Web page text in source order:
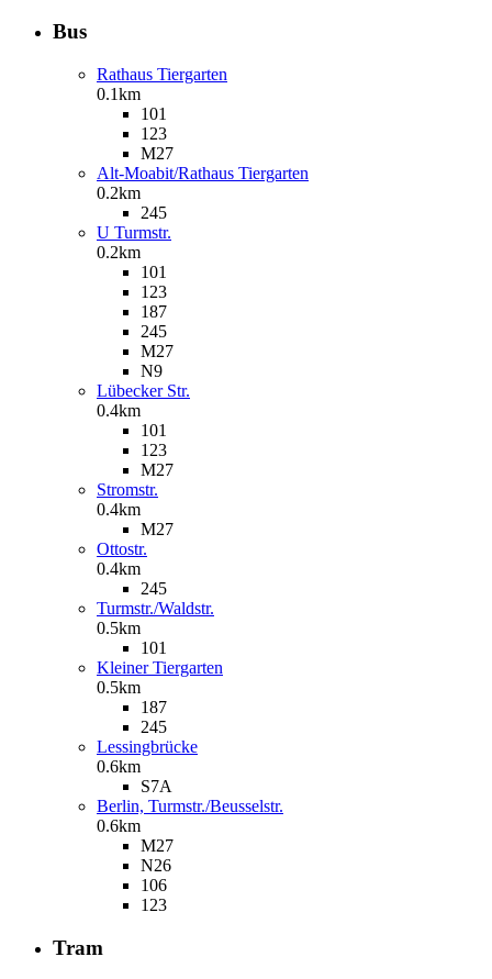
Bus
Rathaus Tiergarten
0.1km
101
123
M27
Alt-Moabit/Rathaus Tiergarten
0.2km
245
U Turmstr.
0.2km
101
123
187
245
M27
N9
Lübecker Str.
0.4km
101
123
M27
Stromstr.
0.4km
M27
Ottostr.
0.4km
245
Turmstr./Waldstr.
0.5km
101
Kleiner Tiergarten
0.5km
187
245
Lessingbrücke
0.6km
S7A
Berlin, Turmstr./Beusselstr.
0.6km
M27
N26
106
123
Tram